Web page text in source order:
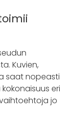
Kuvien,
saat nopeasti
eri
jo